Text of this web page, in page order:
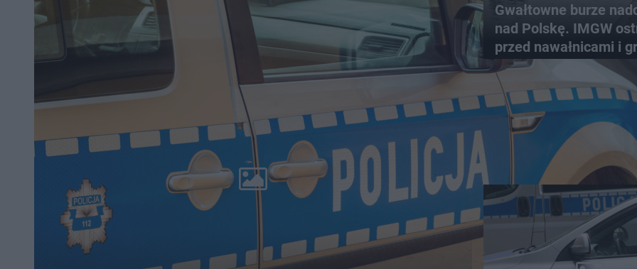
Gwałtowne burze
nad Polskę. IMGW
przed nawałnicami i